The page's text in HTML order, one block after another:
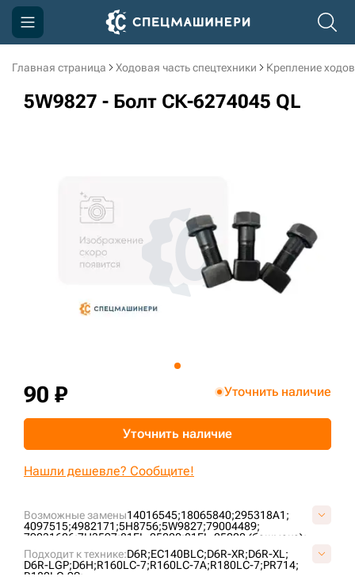
Главная страница Ходовая часть спецтехники Крепление
5W9827 - Болт СК-6274045 QL
Возможные замены14016545;18065840;295318A1;
4097515;4982171;5H8756;5W9827;79004489;
79031606;7H3597;81EL-25020;81EL-25020 (башмака);
E181-2504;
E181-2504 (башмака); JNA0295; JNA0362;
T121478;T43323;T45096;
Подходит к технике:D6R;EC140BLC;D6R-XR;D6R-XL;
D6R-LGP;D6H;R160LC-7;R160LC-7A;R180LC-7;PR714;
R180LC-9S;
90 ₽ Уточнить наличие
Уточнить наличие
Нашли дешевле? Сообщите!
Компания
Акции
3D тур по производству